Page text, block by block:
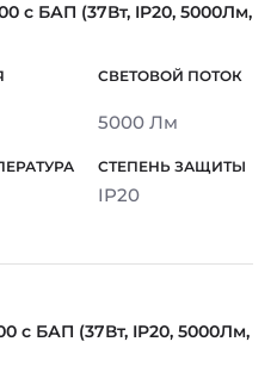
с БАП (37Вт, IP20, 5000Лм,
5000 Лм
IP20
с БАП (37Вт, IP20, 5000Лм,